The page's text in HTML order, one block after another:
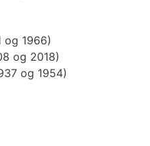
og 1966)
og 2018)
og 1954)